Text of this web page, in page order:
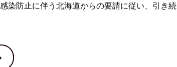
染防止に伴う北海道からの要請に従い、引き続